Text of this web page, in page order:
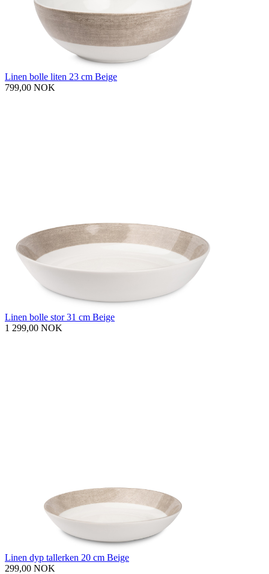
Linen bolle liten 23 cm Beige
799,00 NOK
Linen bolle stor 31 cm Beige
1 299,00 NOK
Linen dyp tallerken 20 cm Beige
299,00 NOK